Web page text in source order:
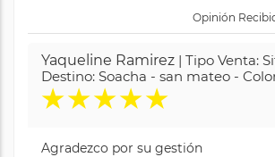
Opinión
Yaqueline Ramirez | Tipo Venta:
Destino: Soacha - san mateo -
★★★★★
Agradezco por su gestión